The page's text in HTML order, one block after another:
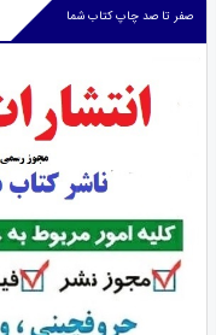
صفر تا صد چاپ کتاب شما